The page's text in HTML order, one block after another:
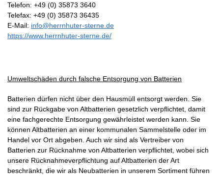
Telefon: +49 (0) 35873 3640
Telefax: +49 (0) 35873 36435
E-Mail: info@herrnhuter-sterne.de
https://www.herrnhuter-sterne.de/
Umweltschäden durch falsche Entsorgung von Batterien
Batterien dürfen nicht über den Hausmüll entsorgt werden. Sie
sind zur Rückgabe von Altbatterien gesetzlich verpflichtet, damit
eine fachgerechte Entsorgung gewährleistet werden kann. Sie
können Altbatterien an einer kommunalen Sammelstelle oder im
Handel vor Ort abgeben. Auch wir sind als Vertreiber von
Batterien zur Rücknahme von Altbatterien verpflichtet, wobei sich
unsere Rücknahmeverpflichtung auf Altbatterien der Art
beschränkt, die wir als Neubatterien in unserem Sortiment führen